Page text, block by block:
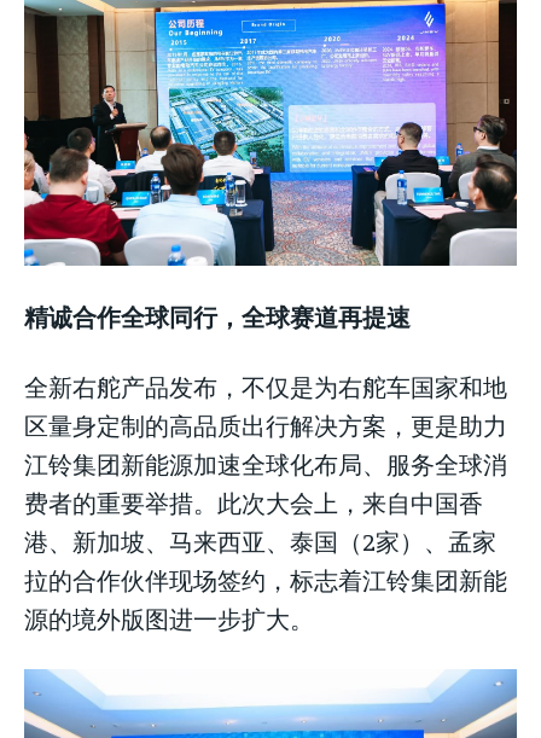
精诚合作全球同行，全球赛道再提速
全新右舵产品发布，不仅是为右舵车国家和地
区量身定制的高品质出行解决方案，更是助力
江铃集团新能源加速全球化布局、服务全球消
费者的重要举措。此次大会上，来自中国香
港、新加坡、马来西亚、泰国（2家）、孟家
拉的合作伙伴现场签约，标志着江铃集团新能
源的境外版图进一步扩大。